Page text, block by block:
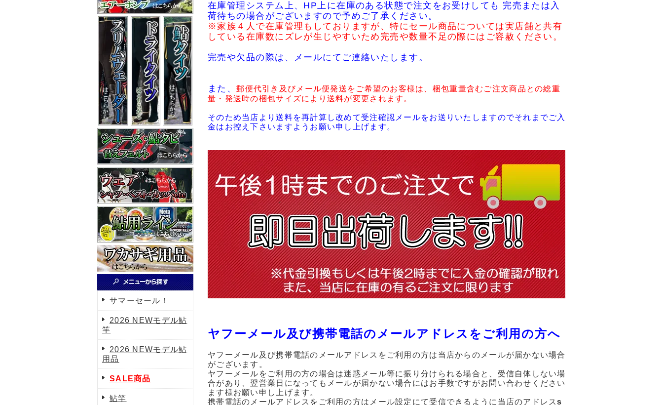
サマーセール！
2026 NEWモデル鮎
竿
2026 NEWモデル鮎
用品
SALE商品
鮎竿
在庫管理システム上、HP上に在庫のある状態で注文をお受けしても 完売または入
荷待ちの場合がございますので予めご了承ください。
※家族４人で在庫管理もしておりますが、特にセール商品については実店舗と共有
している在庫数にズレが生じやすいため完売や数量不足の際にはご容赦ください。
完売や欠品の際は、メールにてご連絡いたします。
また、郵便代引き及びメール便発送をご希望のお客様は、梱包重量含むご注文商品との総重
量・発送時の梱包サイズにより送料が変更されます。
そのため当店より送料を再計算し改めて受注確認メールをお送りいたしますのでそれまでご入
金はお控え下さいますようお願い申し上げます。
ヤフーメール及び携帯電話のメールアドレスをご利用の方へ
ヤフーメール及び携帯電話のメールアドレスをご利用の方は当店からのメールが届かない場合
がございます。
ヤフーメールをご利用の方の場合は迷惑メール等に振り分けられる場合と、受信自体しない場
合があり、翌営業日になってもメールが届かない場合にはお手数ですがお問い合わせください
ます様お願い申し上げます。
携帯電話のメールアドレスをご利用の方はメール設定にて受信できるように当店のアドレスs